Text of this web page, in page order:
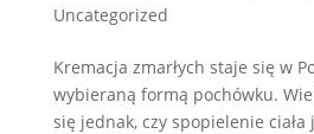
Uncategorized
Kremacja zmarłych staje się w
wybieraną formą pochówku.
się jednak, czy spopielenie ciała